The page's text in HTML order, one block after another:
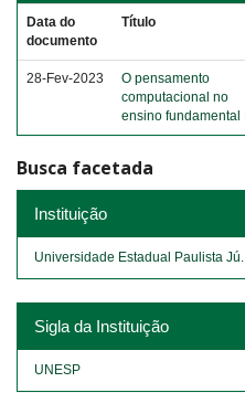
Data do
documento
Título
28-Fev-2023
O pensamento
computacional no
ensino fundamental II
Busca facetada
Instituição
Universidade Estadual Paulista Jú...
Sigla da Instituição
UNESP